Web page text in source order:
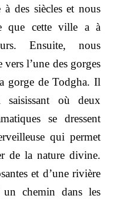
à des siècles et nous
que cette ville a à
Ensuite, nous
l’une des gorges
gorge de Todgha. Il
saisissant où deux
se dressent
qui permet
de la nature divine.
et d’une rivière
un chemin dans les